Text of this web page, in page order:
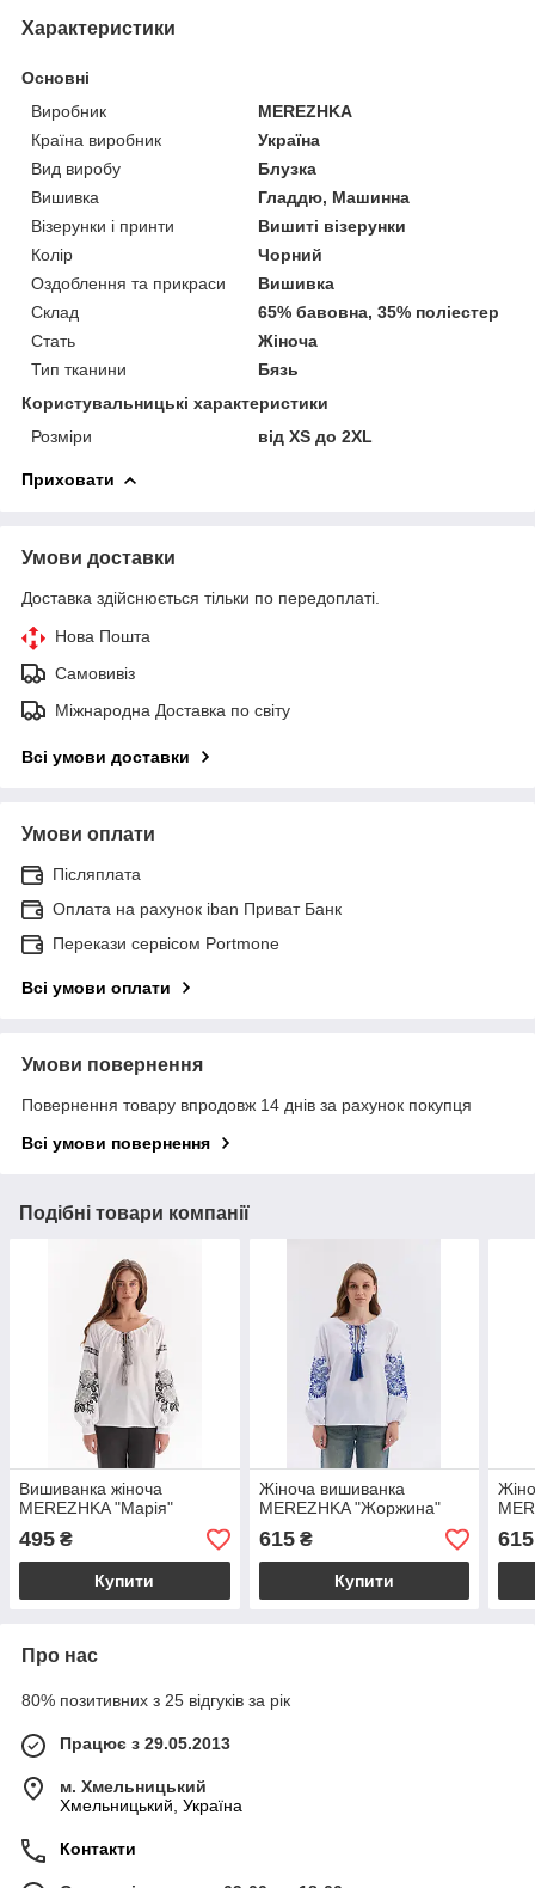
Характеристики
Основні
Виробник
MEREZHKA
Країна виробник
Україна
Вид виробу
Блузка
Вишивка
Гладдю, Машинна
Візерунки і принти
Вишиті візерунки
Колір
Чорний
Оздоблення та прикраси
Вишивка
Склад
65% бавовна, 35% поліестер
Стать
Жіноча
Тип тканини
Бязь
Користувальницькі характеристики
Розміри
від XS до 2XL
Приховати
Умови доставки
Доставка здійснюється тільки по передоплаті.
Нова Пошта
Самовивіз
Міжнародна Доставка по світу
Всі умови доставки
Умови оплати
Післяплата
Оплата на рахунок iban Приват Банк
Перекази сервісом Portmone
Всі умови оплати
Умови повернення
Повернення товару впродовж 14 днів за рахунок покупця
Всі умови повернення
Подібні товари компанії
Вишиванка жіноча
MEREZHKA "Марія"
495 ₴
Купити
Жіноча вишиванка
MEREZHKA "Жоржина"
615₴
Купити
615
Про нас
80% позитивних з 25 відгуків за рік
Працює з 29.05.2013
м. Хмельницький
Хмельницький, Україна
Контакти